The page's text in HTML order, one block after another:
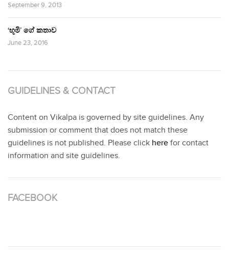
September 9, 2013
‘භූමි’ ගේ කතාව
June 23, 2016
GUIDELINES & CONTACT
Content on Vikalpa is governed by site guidelines. Any
submission or comment that does not match these
guidelines is not published. Please click here for contact
information and site guidelines.
FACEBOOK